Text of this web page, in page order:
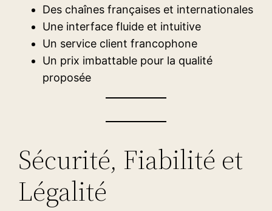
Des chaînes françaises et internationales
Une interface fluide et intuitive
Un service client francophone
Un prix imbattable pour la qualité
proposée
Sécurité, Fiabilité et
Légalité